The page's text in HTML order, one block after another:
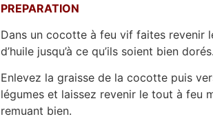
PREPARATION
Dans un cocotte à feu vif faites revenir
d’huile jusqu’à ce qu’ils soient bien
Enlevez la graisse de la cocotte puis
légumes et laissez revenir le tout à feu
remuant bien.